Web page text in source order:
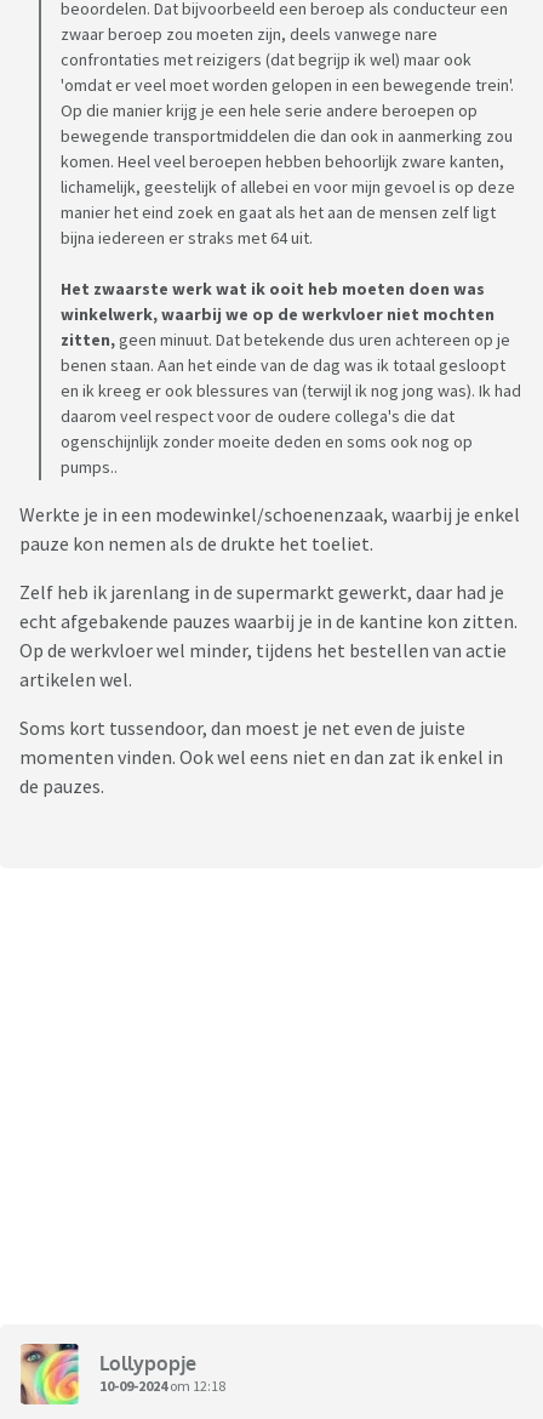
beoordelen. Dat bijvoorbeeld een beroep als conducteur een
zwaar beroep zou moeten zijn, deels vanwege nare
confrontaties met reizigers (dat begrijp ik wel) maar ook
'omdat er veel moet worden gelopen in een bewegende trein'.
Op die manier krijg je een hele serie andere beroepen op
bewegende transportmiddelen die dan ook in aanmerking zou
komen. Heel veel beroepen hebben behoorlijk zware kanten,
lichamelijk, geestelijk of allebei en voor mijn gevoel is op deze
manier het eind zoek en gaat als het aan de mensen zelf ligt
bijna iedereen er straks met 64 uit.
Het zwaarste werk wat ik ooit heb moeten doen was
winkelwerk, waarbij we op de werkvloer niet mochten
zitten,geen minuut. Dat betekende dus uren achtereen op je
benen staan. Aan het einde van de dag was ik totaal gesloopt
en ik kreeg er ook blessures van (terwijl ik nog jong was). Ik had
daarom veel respect voor de oudere collega's die dat
ogenschijnlijk zonder moeite deden en soms ook nog op
pumps..
Werkte je in een modewinkel/schoenenzaak, waarbij je enkel
pauze kon nemen als de drukte het toeliet.
Zelf heb ik jarenlang in de supermarkt gewerkt, daar had je
echt afgebakende pauzes waarbij je in de kantine kon zitten.
Op de werkvloer wel minder, tijdens het bestellen van actie
artikelen wel.
Soms kort tussendoor, dan moest je net even de juiste
momenten vinden. Ook wel eens niet en dan zat ik enkel in
de pauzes.
Lollypopje
10-09-2024om 12:18